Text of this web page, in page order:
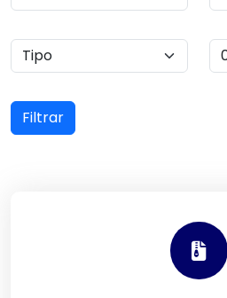
Filtrar